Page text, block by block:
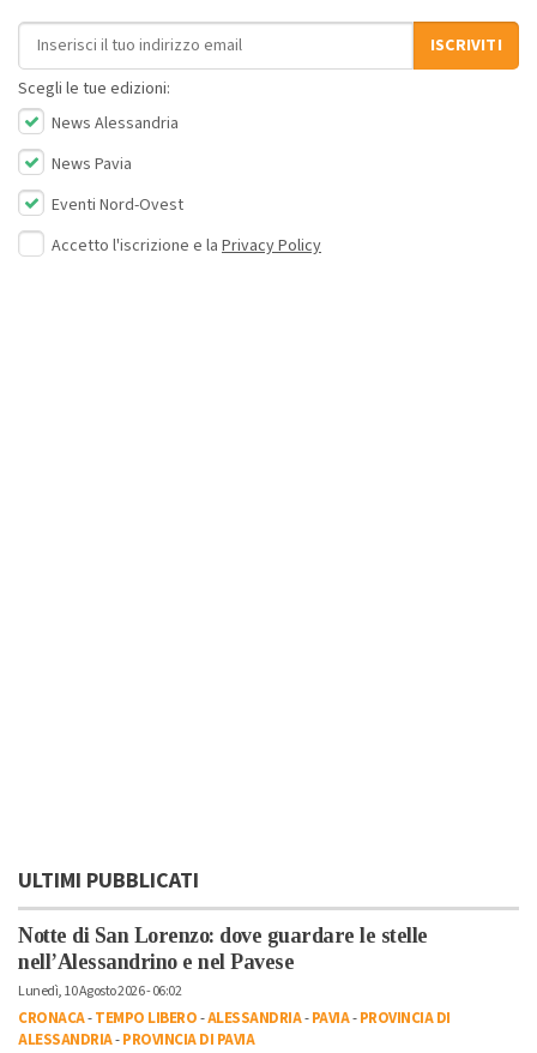
Indirizzo email
ISCRIVITI
Scegli le tue edizioni:
News Alessandria
News Pavia
Eventi Nord-Ovest
Accetto l'iscrizione e la Privacy Policy
ULTIMI PUBBLICATI
Notte di San Lorenzo: dove guardare le stelle
nell’Alessandrino e nel Pavese
Lunedì, 10 Agosto 2026 - 06:02
CRONACA-TEMPO LIBERO-ALESSANDRIA-PAVIA-PROVINCIA DI
ALESSANDRIA-PROVINCIA DI PAVIA